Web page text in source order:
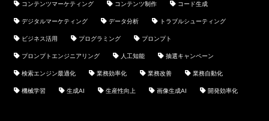
コンテンツマーケティング コンテンツ制作 コード生成
デジタルマーケティング データ分析 トラブルシューティング
ビジネス活用 プログラミング プロンプト
プロンプトエンジニアリング 人工知能 抽選キャンペーン
検索エンジン最適化 業務効率化 業務改善 業務自動化
機械学習 生成AI 生産性向上 画像生成AI 開発効率化